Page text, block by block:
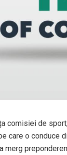
comisiei de
care o conduce
merg